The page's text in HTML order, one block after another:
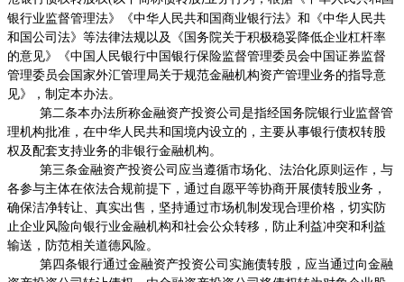
银行业监督管理法》《中华人民共和国商业银行法》和《中华人民共
和国公司法》等法律法规以及《国务院关于积极稳妥降低企业杠杆率
的意见》《中国人民银行中国银行保险监督管理委员会中国证券监督
管理委员会国家外汇管理局关于规范金融机构资产管理业务的指导意
见》，制定本办法。
第二条本办法所称金融资产投资公司是指经国务院银行业监督管
理机构批准，在中华人民共和国境内设立的，主要从事银行债权转股
权及配套支持业务的非银行金融机构。
第三条金融资产投资公司应当遵循市场化、法治化原则运作，与
各参与主体在依法合规前提下，通过自愿平等协商开展债转股业务，
确保洁净转让、真实出售，坚持通过市场机制发现合理价格，切实防
止企业风险向银行业金融机构和社会公众转移，防止利益冲突和利益
输送，防范相关道德风险。
第四条银行通过金融资产投资公司实施债转股，应当通过向金融